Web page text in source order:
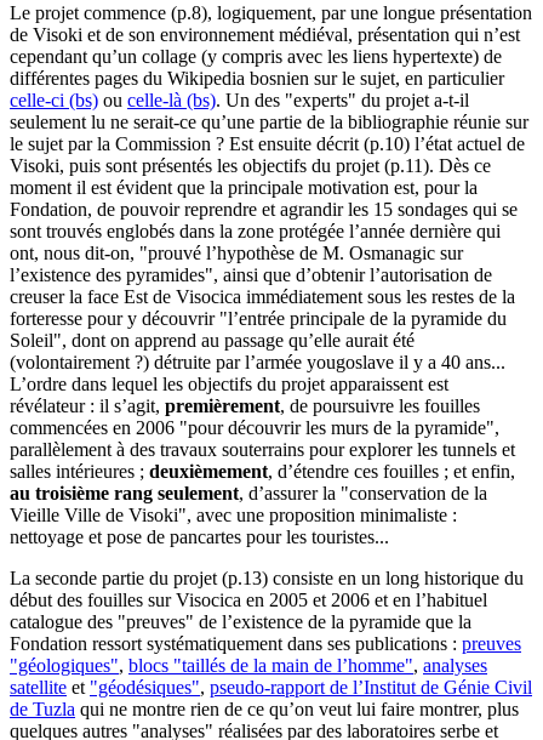
Le projet commence (p.8), logiquement, par une longue présentation
de Visoki et de son environnement médiéval, présentation qui n’est
cependant qu’un collage (y compris avec les liens hypertexte) de
différentes pages du Wikipedia bosnien sur le sujet, en particulier
celle-ci (bs) ou celle-là (bs). Un des "experts" du projet a-t-il
seulement lu ne serait-ce qu’une partie de la bibliographie réunie sur
le sujet par la Commission ? Est ensuite décrit (p.10) l’état actuel de
Visoki, puis sont présentés les objectifs du projet (p.11). Dès ce
moment il est évident que la principale motivation est, pour la
Fondation, de pouvoir reprendre et agrandir les 15 sondages qui se
sont trouvés englobés dans la zone protégée l’année dernière qui
ont, nous dit-on, "prouvé l’hypothèse de M. Osmanagic sur
l’existence des pyramides", ainsi que d’obtenir l’autorisation de
creuser la face Est de Visocica immédiatement sous les restes de la
forteresse pour y découvrir "l’entrée principale de la pyramide du
Soleil", dont on apprend au passage qu’elle aurait été
(volontairement ?) détruite par l’armée yougoslave il y a 40 ans...
L’ordre dans lequel les objectifs du projet apparaissent est
révélateur : il s’agit, premièrement, de poursuivre les fouilles
commencées en 2006 "pour découvrir les murs de la pyramide",
parallèlement à des travaux souterrains pour explorer les tunnels et
salles intérieures ; deuxièmement, d’étendre ces fouilles ; et enfin,
au troisième rang seulement, d’assurer la "conservation de la
Vieille Ville de Visoki", avec une proposition minimaliste :
nettoyage et pose de pancartes pour les touristes...
La seconde partie du projet (p.13) consiste en un long historique du
début des fouilles sur Visocica en 2005 et 2006 et en l’habituel
catalogue des "preuves" de l’existence de la pyramide que la
Fondation ressort systématiquement dans ses publications : preuves
"géologiques", blocs "taillés de la main de l’homme", analyses
satellite et "géodésiques", pseudo-rapport de l’Institut de Génie Civil
de Tuzla qui ne montre rien de ce qu’on veut lui faire montrer, plus
quelques autres "analyses" réalisées par des laboratoires serbe et